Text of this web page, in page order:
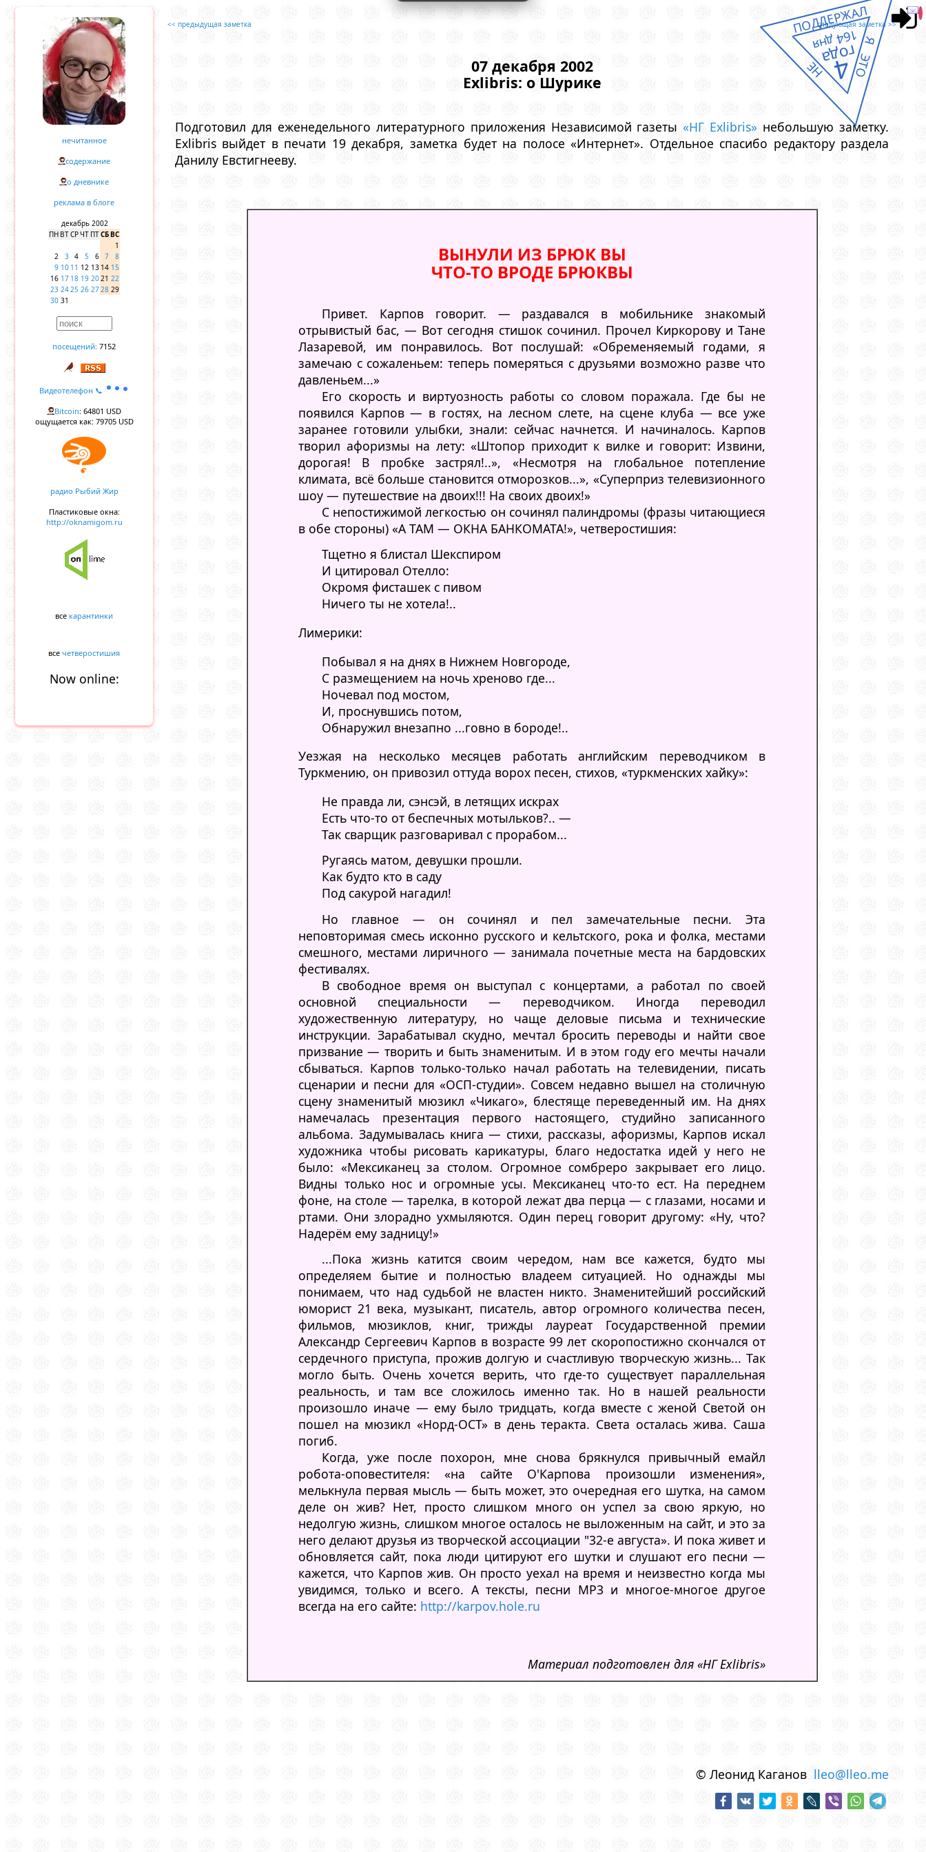
нечитанное
содержание
о дневнике
реклама в блоге
декабрь 2002
ПН ВТСРЧТ ПТСБВС
1
2
3 4 5 6 7
8
9 10 11 12 13 14 15
16 17 18 19 2021 22
23 2425 26 2728 29
30 31
посещений: 7152
Видеотелефон 📞
Bitcoin: 64801 USD
ощущается как: 79705 USD
радио Рыбий Жир
Пластиковые окна:
http://oknamigom.ru
все карантинки
все четверостишия
Now online:
<< предыдущая заметка следующая заметка >>
07 декабря 2002
Exlibris: о Шурике
Подготовил для еженедельного литературного приложения Независимой газеты«НГ Exlibris» небольшую заметку.
Exlibris выйдет в печати 19 декабря, заметка будет на полосе «Интернет». Отдельное спасибо редактору раздела
Данилу Евстигнееву.
ВЫНУЛИ ИЗ БРЮК ВЫ
ЧТО-ТО ВРОДЕ БРЮКВЫ
Привет. Карпов говорит. — раздавался в мобильнике знакомый
отрывистый бас, — Вот сегодня стишок сочинил. Прочел Киркорову и Тане
Лазаревой, им понравилось. Вот послушай: «Обременяемый годами, я
замечаю с сожаленьем: теперь померяться с друзьями возможно разве что
давленьем...»
Его скорость и виртуозность работы со словом поражала. Где бы не
появился Карпов — в гостях, на лесном слете, на сцене клуба — все уже
заранее готовили улыбки, знали: сейчас начнется. И начиналось. Карпов
творил афоризмы на лету: «Штопор приходит к вилке и говорит: Извини,
дорогая! В пробке застрял!..», «Несмотря на глобальное потепление
климата, всё больше становится отморозков...», «Суперприз телевизионного
шоу — путешествие на двоих!!! На своих двоих!»
С непостижимой легкостью он сочинял палиндромы (фразы читающиеся
в обе стороны) «А ТАМ — ОКНА БАНКОМАТА!», четверостишия:
Тщетно я блистал Шекспиром
И цитировал Отелло:
Окромя фисташек с пивом
Ничего ты не хотела!..
Лимерики:
Побывал я на днях в Нижнем Новгороде,
С размещением на ночь хреново где...
Ночевал под мостом,
И, проснувшись потом,
Обнаружил внезапно ...говно в бороде!..
Уезжая на несколько месяцев работать английским переводчиком в
Туркмению, он привозил оттуда ворох песен, стихов, «туркменских хайку»:
Не правда ли, сэнсэй, в летящих искрах
Есть что-то от беспечных мотыльков?.. —
Так сварщик разговаривал с прорабом...
Ругаясь матом, девушки прошли.
Как будто кто в саду
Под сакурой нагадил!
Но главное — он сочинял и пел замечательные песни. Эта
неповторимая смесь исконно русского и кельтского, рока и фолка, местами
смешного, местами лиричного — занимала почетные места на бардовских
фестивалях.
В свободное время он выступал с концертами, а работал по своей
основной специальности — переводчиком. Иногда переводил
художественную литературу, но чаще деловые письма и технические
инструкции. Зарабатывал скудно, мечтал бросить переводы и найти свое
призвание — творить и быть знаменитым. И в этом году его мечты начали
сбываться. Карпов только-только начал работать на телевидении, писать
сценарии и песни для «ОСП-студии». Совсем недавно вышел на столичную
сцену знаменитый мюзикл «Чикаго», блестяще переведенный им. На днях
намечалась презентация первого настоящего, студийно записанного
альбома. Задумывалась книга — стихи, рассказы, афоризмы, Карпов искал
художника чтобы рисовать карикатуры, благо недостатка идей у него не
было: «Мексиканец за столом. Огромное сомбреро закрывает его лицо.
Видны только нос и огромные усы. Мексиканец что-то ест. На переднем
фоне, на столе — тарелка, в которой лежат два перца — с глазами, носами и
ртами. Они злорадно ухмыляются. Один перец говорит другому: «Ну, что?
Надерём ему задницу!»
...Пока жизнь катится своим чередом, нам все кажется, будто мы
определяем бытие и полностью владеем ситуацией. Но однажды мы
понимаем, что над судьбой не властен никто. Знаменитейший российский
юморист 21 века, музыкант, писатель, автор огромного количества песен,
фильмов, мюзиклов, книг, трижды лауреат Государственной премии
Александр Сергеевич Карпов в возрасте 99 лет скоропостижно скончался от
сердечного приступа, прожив долгую и счастливую творческую жизнь... Так
могло быть. Очень хочется верить, что где-то существует параллельная
реальность, и там все сложилось именно так. Но в нашей реальности
произошло иначе — ему было тридцать, когда вместе с женой Светой он
пошел на мюзикл «Норд-ОСТ» в день теракта. Света осталась жива. Саша
погиб.
Когда, уже после похорон, мне снова брякнулся привычный емайл
робота-оповестителя: «на сайте О'Карпова произошли изменения»,
мелькнула первая мысль — быть может, это очередная его шутка, на самом
деле он жив? Нет, просто слишком много он успел за свою яркую, но
недолгую жизнь, слишком многое осталось не выложенным на сайт, и это за
него делают друзья из творческой ассоциации "32-е августа». И пока живет и
обновляется сайт, пока люди цитируют его шутки и слушают его песни —
кажется, что Карпов жив. Он просто уехал на время и неизвестно когда мы
увидимся, только и всего. А тексты, песни MP3 и многое-многое другое
всегда на его сайте: http://karpov.hole.ru
Материал подготовлен для «НГ Exlibris»
© Леонид Каганов lleo@lleo.me
Я ЭТО
НЕ
ПОДДЕРЖАЛ
4
года
164 дня